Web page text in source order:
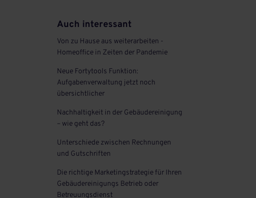
Auch interessant
Von zu Hause aus weiterarbeiten -
Homeoffice in Zeiten der Pandemie
Neue Fortytools Funktion:
Aufgabenverwaltung jetzt noch
übersichtlicher
Nachhaltigkeit in der Gebäudereinigung
– wie geht das?
Unterschiede zwischen Rechnungen
und Gutschriften
Die richtige Marketingstrategie für Ihren
Gebäudereinigungs Betrieb oder
Betreuungsdienst